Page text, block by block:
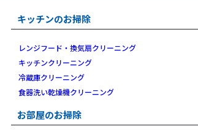
キッチンのお掃除
レンジフード・換気扇クリーニング
キッチンクリーニング
冷蔵庫クリーニング
食器洗い乾燥機クリーニング
お部屋のお掃除